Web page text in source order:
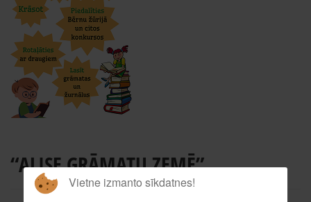
“ALISE GRĀMATU ZEMĒ”
Vietne izmanto sīkdatnes!